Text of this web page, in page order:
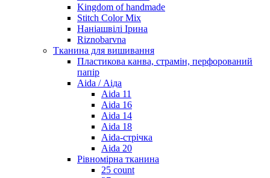
Kingdom of handmade
Stitch Color Mix
Наніашвілі Ірина
Riznobarvna
Тканина для вишивання
Пластикова канва, страмін, перфорований
папір
Aida / Аіда
Aida 11
Aida 16
Aida 14
Aida 18
Aida-стрічка
Aida 20
Рівномірна тканина
25 count